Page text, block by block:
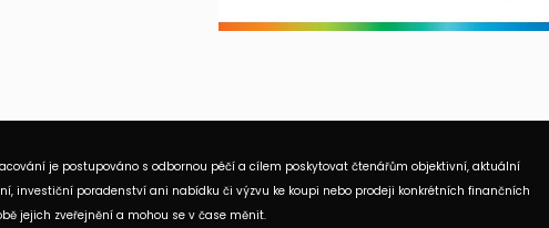
je postupováno s odbornou péčí a cílem poskytovat čtenářům objektivní, aktuální
investiční poradenství ani nabídku či výzvu ke koupi nebo prodeji konkrétních finančních
jejich zveřejnění a mohou se v čase měnit.